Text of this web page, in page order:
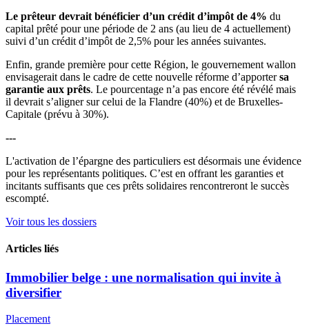
Le prêteur devrait bénéficier d’un crédit d’impôt de 4% du
capital prêté pour une période de 2 ans (au lieu de 4 actuellement)
suivi d’un crédit d’impôt de 2,5% pour les années suivantes.
Enfin, grande première pour cette Région, le gouvernement wallon
envisagerait dans le cadre de cette nouvelle réforme d’apportersa
garantie aux prêts. Le pourcentage n’a pas encore été révélé mais
il devrait s’aligner sur celui de la Flandre (40%) et de Bruxelles-
Capitale (prévu à 30%).
---
L'activation de l’épargne des particuliers est désormais une évidence
pour les représentants politiques. C’est en offrant les garanties et
incitants suffisants que ces prêts solidaires rencontreront le succès
escompté.
Voir tous les dossiers
Articles liés
Immobilier belge : une normalisation qui invite à
diversifier
Placement